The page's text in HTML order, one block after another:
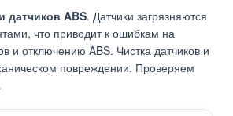
датчиков ABS. Датчики загрязняются
что приводит к ошибкам на
и отключению ABS. Чистка датчиков и
повреждении. Проверяем